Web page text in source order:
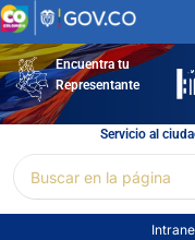
Ir
al
contenidoEncuentra tu
Representante
Servicio al
por: